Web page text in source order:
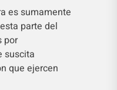
es sumamente
parte del
por
suscita
que ejercen